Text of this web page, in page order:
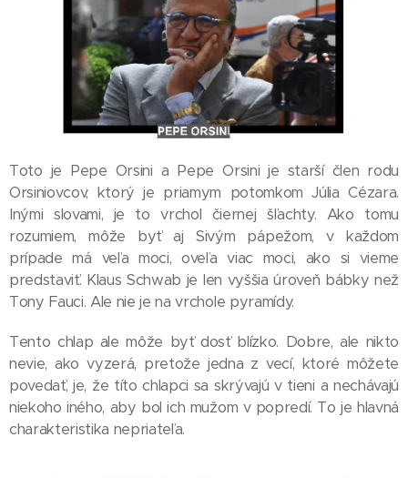
Toto je Pepe Orsini a Pepe Orsini je starší člen rodu
Orsiniovcov, ktorý je priamym potomkom Júlia Cézara.
Inými slovami, je to vrchol čiernej šľachty. Ako tomu
rozumiem, môže byť aj Sivým pápežom, v každom
prípade má veľa moci, oveľa viac moci, ako si vieme
predstaviť. Klaus Schwab je len vyššia úroveň bábky než
Tony Fauci. Ale nie je na vrchole pyramídy.
Tento chlap ale môže byť dosť blízko. Dobre, ale nikto
nevie, ako vyzerá, pretože jedna z vecí, ktoré môžete
povedať, je, že títo chlapci sa skrývajú v tieni a nechávajú
niekoho iného, aby bol ich mužom v popredí. To je hlavná
charakteristika nepriateľa.